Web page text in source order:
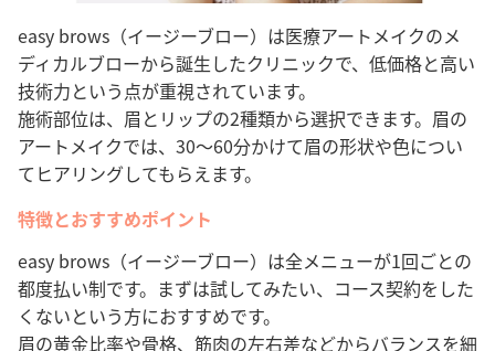
easy brows（イージーブロー）は医療アートメイクのメ
ディカルブローから誕生したクリニックで、低価格と高い
技術力という点が重視されています。
施術部位は、眉とリップの2種類から選択できます。眉の
アートメイクでは、30～60分かけて眉の形状や色につい
てヒアリングしてもらえます。
特徴とおすすめポイント
easy brows（イージーブロー）は全メニューが1回ごとの
都度払い制です。まずは試してみたい、コース契約をした
くないという方におすすめです。
眉の黄金比率や骨格、筋肉の左右差などからバランスを細